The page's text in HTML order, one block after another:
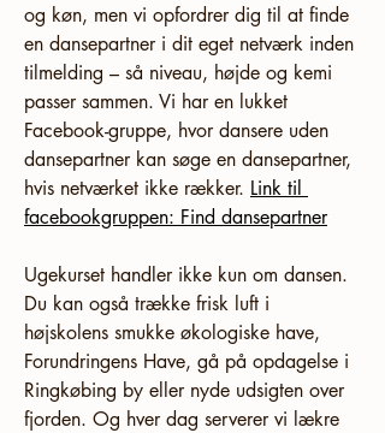
og køn, men vi opfordrer dig til at finde
en dansepartner i dit eget netværk inden
tilmelding – så niveau, højde og kemi
passer sammen. Vi har en lukket
Facebook-gruppe, hvor dansere uden
dansepartner kan søge en dansepartner,
hvis netværket ikke rækker. Link til
facebookgruppen: Find dansepartner
Ugekurset handler ikke kun om dansen.
Du kan også trække frisk luft i
højskolens smukke økologiske have,
Forundringens Have, gå på opdagelse i
Ringkøbing by eller nyde udsigten over
fjorden. Og hver dag serverer vi lækre